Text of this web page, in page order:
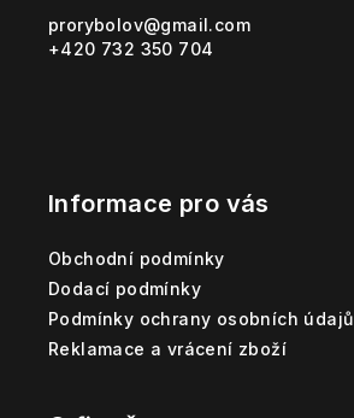
prorybolov@gmail.com
+420 732 350 704
Informace pro vás
Obchodní podmínky
Dodací podmínky
Podmínky ochrany osobních údajů
Reklamace a vrácení zboží